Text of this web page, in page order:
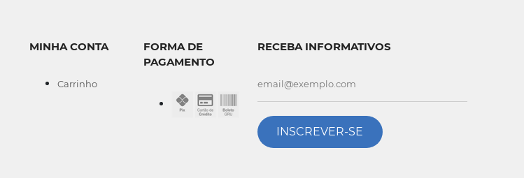
MINHA CONTA
Carrinho
FORMA DE
PAGAMENTO
RECEBA INFORMATIVOS
INSCREVER-SE